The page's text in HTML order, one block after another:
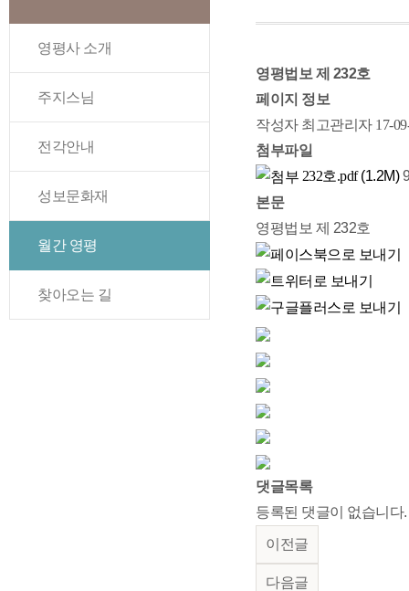
영평사 소개
주지스님
전각안내
성보문화재
월간 영평
찾아오는 길
영평법보 제 232호
페이지 정보
작성자 최고관리자 17-
첨부파일
232호.pdf(1.2M)
본문
영평법보 제 232호
댓글목록
등록된 댓글이 없습니다.
이전글
다음글